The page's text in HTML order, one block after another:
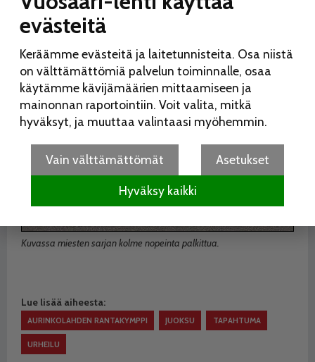
Kuvassa miesten sarjan kolme nopeinta palkittua.
Lue lisää aiheesta:
AURINKOLAHDEN RANTAKYMPPI JUOKSU TAPAHTUMA
URHEILU
evästeitä
Keräämme evästeitä ja laitetunnisteita. Osa niistä
on välttämättömiä palvelun toiminnalle, osaa
käytämme kävijämäärien mittaamiseen ja
mainonnan raportointiin. Voit valita, mitkä
hyväksyt, ja muuttaa valintaasi myöhemmin.
Vain välttämättömät Asetukset
Hyväksy kaikki